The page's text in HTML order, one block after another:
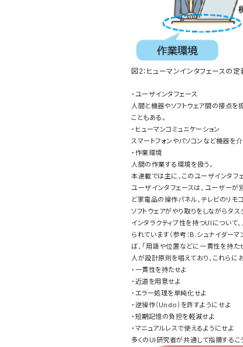
図2：ヒューマンインタフェースの定
・ユーザインタフェース
人間と機器やソフトウェア間の接点を
こともある。
・ヒューマンコミュニケーション
スマートフォンやパソコンなど機器を
・作業環境
人間の作業する環境を扱う。
本連載では主に、このユーザインタフ
ユーザインタフェースは、ユーザーが
ど家電品の操作パネル、テレビのリモ
ソフトウェアがやり取りをしながらタス
インタラクティブ性を持つUIについて
られています（参考：B.シュナイダー
ば、「用語や位置などに一貫性を持た
人が設計原則を唱えており、これらに
・一貫性を持たせよ
・近道を用意せよ
・エラー処理を単純化せよ
・逆操作（Undo）を許すようにせよ
・短期記憶の負担を軽減せよ
・マニュアルレスで使えるようにせよ
多くのUI研究者が共通して指摘するこ